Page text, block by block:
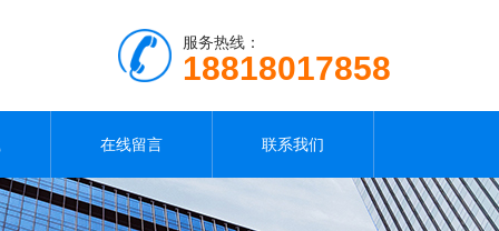
服务热线：
18818017858
在线留言 联系我们